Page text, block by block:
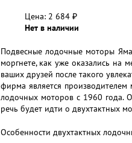
Цена: 2 684 ₽
Нет в наличии
Подвесные лодочные моторы
моргнете, как уже оказались на
ваших друзей после такого
фирма является
лодочных моторов с 1960 года.
речь будет идти о двухтактных
Особенности двухтактных